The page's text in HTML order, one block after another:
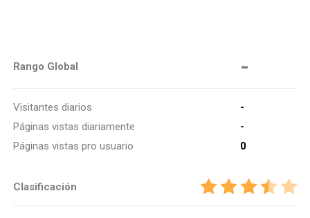
Rango Global -
Visitantes diarios
-
Páginas vistas diariamente
-
Páginas vistas pro usuario
0
Clasificación